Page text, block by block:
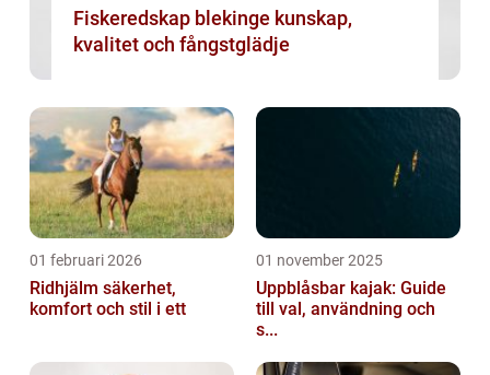
Fiskeredskap blekinge kunskap,
kvalitet och fångstglädje
01 februari 2026
Ridhjälm säkerhet,
komfort och stil i ett
01 november 2025
Uppblåsbar kajak: Guide
till val, användning och
s...